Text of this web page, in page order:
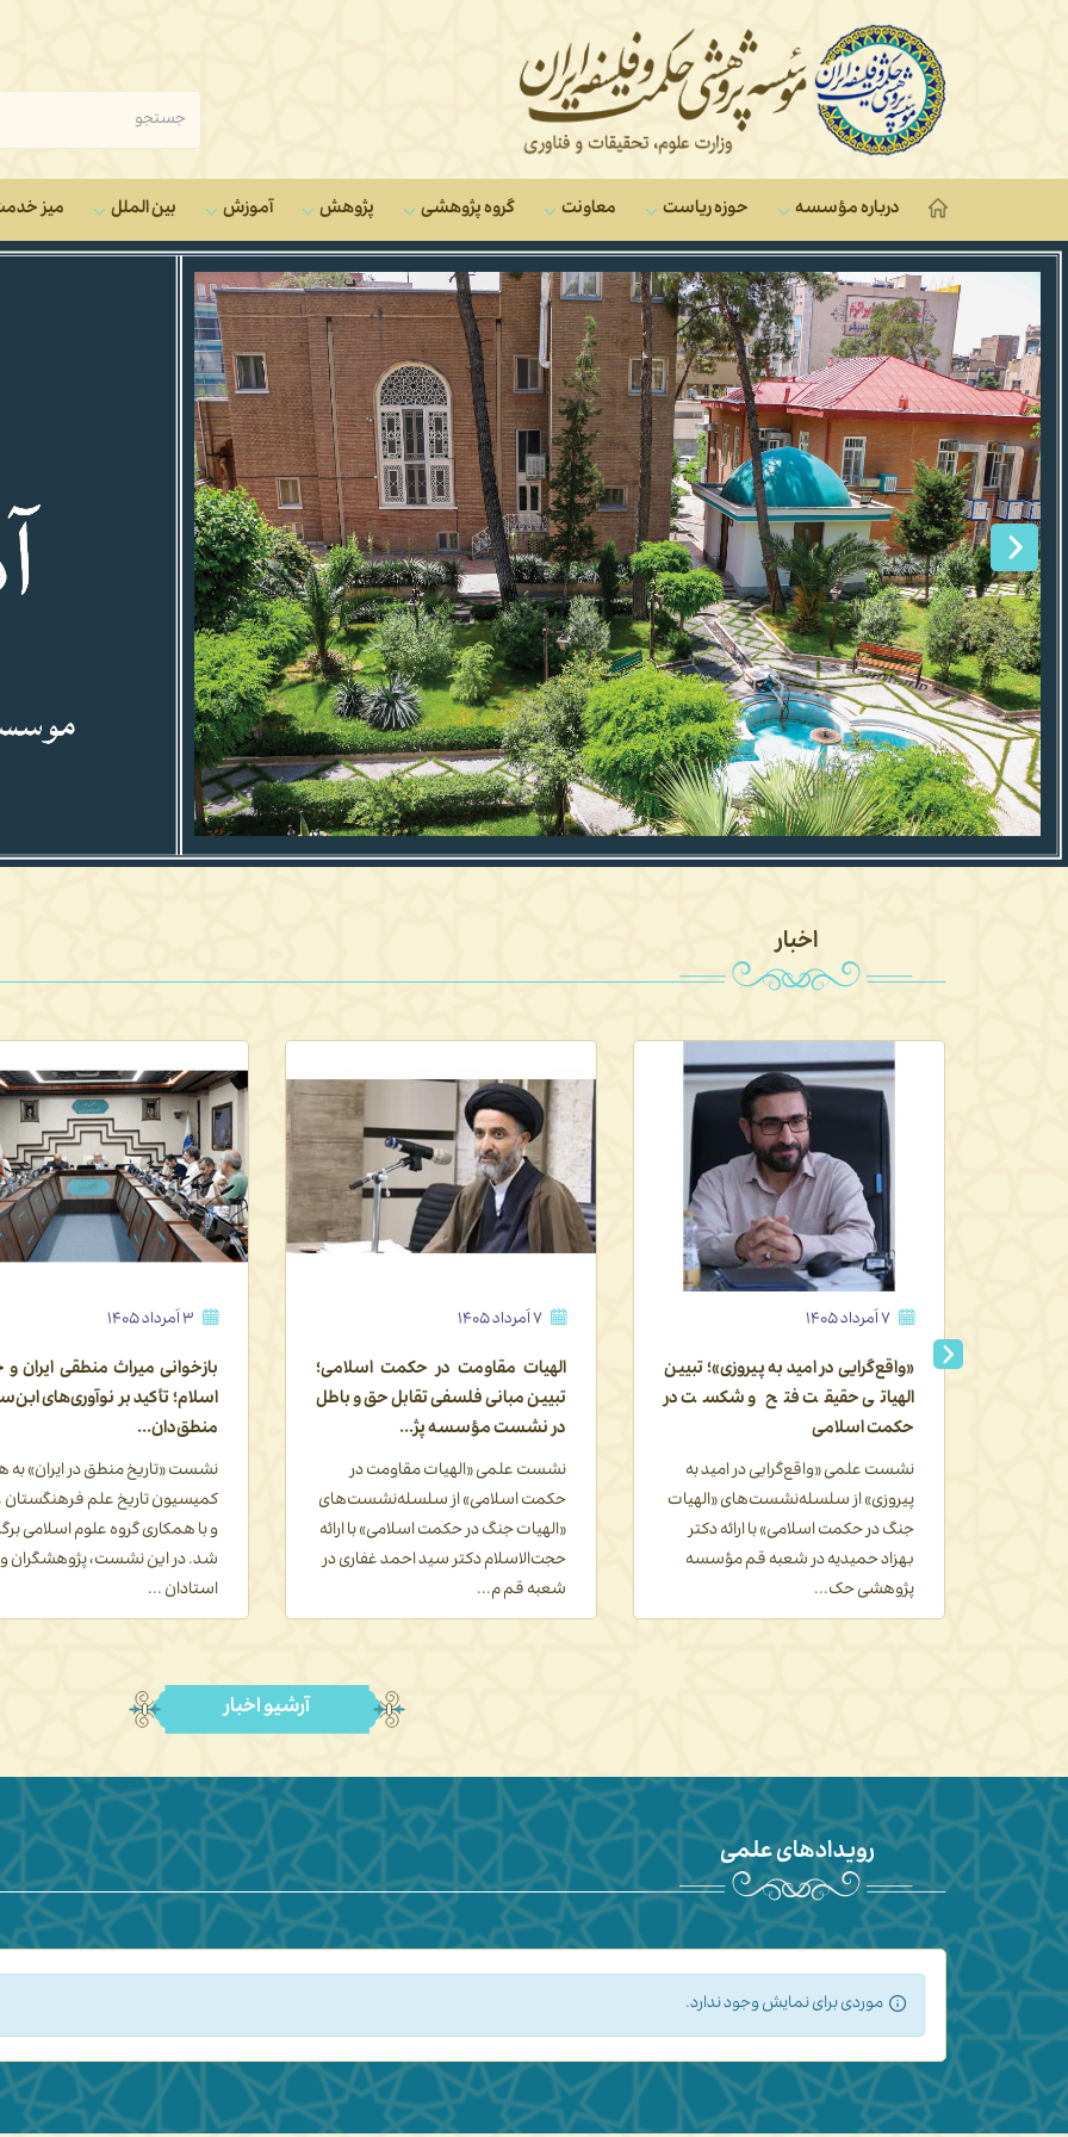
درباره مؤسسه حوزه ریاست معاونت‌ گروه‌ پژوهشی پژوهش آموزش بین الملل میز
اخبار
۷ اَمرداد ۱۴۰۵
الهیات مقاومت در حکمت اسلامی؛
تبیین مبانی فلسفی تقابل حق و باطل
در نشست مؤسسه پژ...
نشست علمی «الهیات مقاومت در
حکمت اسلامی» از سلسله‌نشست‌های
«الهیات جنگ در حکمت اسلامی» با ارائه
حجت‌الاسلام دکتر سید احمد غفاری در
شعبه قم م...
۳ اَمرداد ۱۴۰۵
بازخوانی میراث منطقی ایران و جهان
اسلام؛ تأکید بر نوآوری‌های ابن‌سینا و
منطق‌دان...
نشست «تاریخ منطق در ایران» به همت
کمیسیون تاریخ علم فرهنگستان علوم
و با همکاری گروه علوم اسلامی برگزار
شد. در این نشست، پژوهشگران و
استادان ...
۲۸ تیر ۱۴۰۵
گسترش همکاری‌های
پژوهشی میان «مؤسسه
فلسفه» و «بنیاد نخبگان قم»
در هشتمین نشست از
سلسله‌برنامه‌های هم‌اندیشی با
علمی، مدیر شعبه قم مؤسسه
پژوهشی حکمت و فلسفه ایران و
بنیاد نخبگان استان قم، بر شن...
آرشیو اخبار
رویدادهای علمی
موردی برای نمایش وجود ندارد.